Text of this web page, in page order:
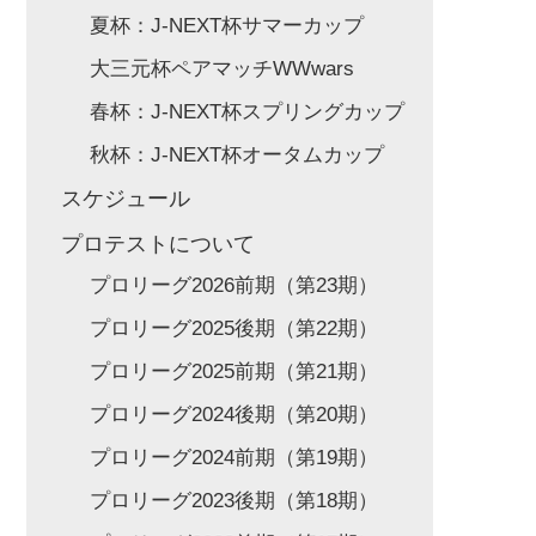
夏杯：J-NEXT杯サマーカップ
大三元杯ペアマッチWWwars
春杯：J-NEXT杯スプリングカップ
秋杯：J-NEXT杯オータムカップ
スケジュール
プロテストについて
プロリーグ2026前期（第23期）
プロリーグ2025後期（第22期）
プロリーグ2025前期（第21期）
プロリーグ2024後期（第20期）
プロリーグ2024前期（第19期）
プロリーグ2023後期（第18期）